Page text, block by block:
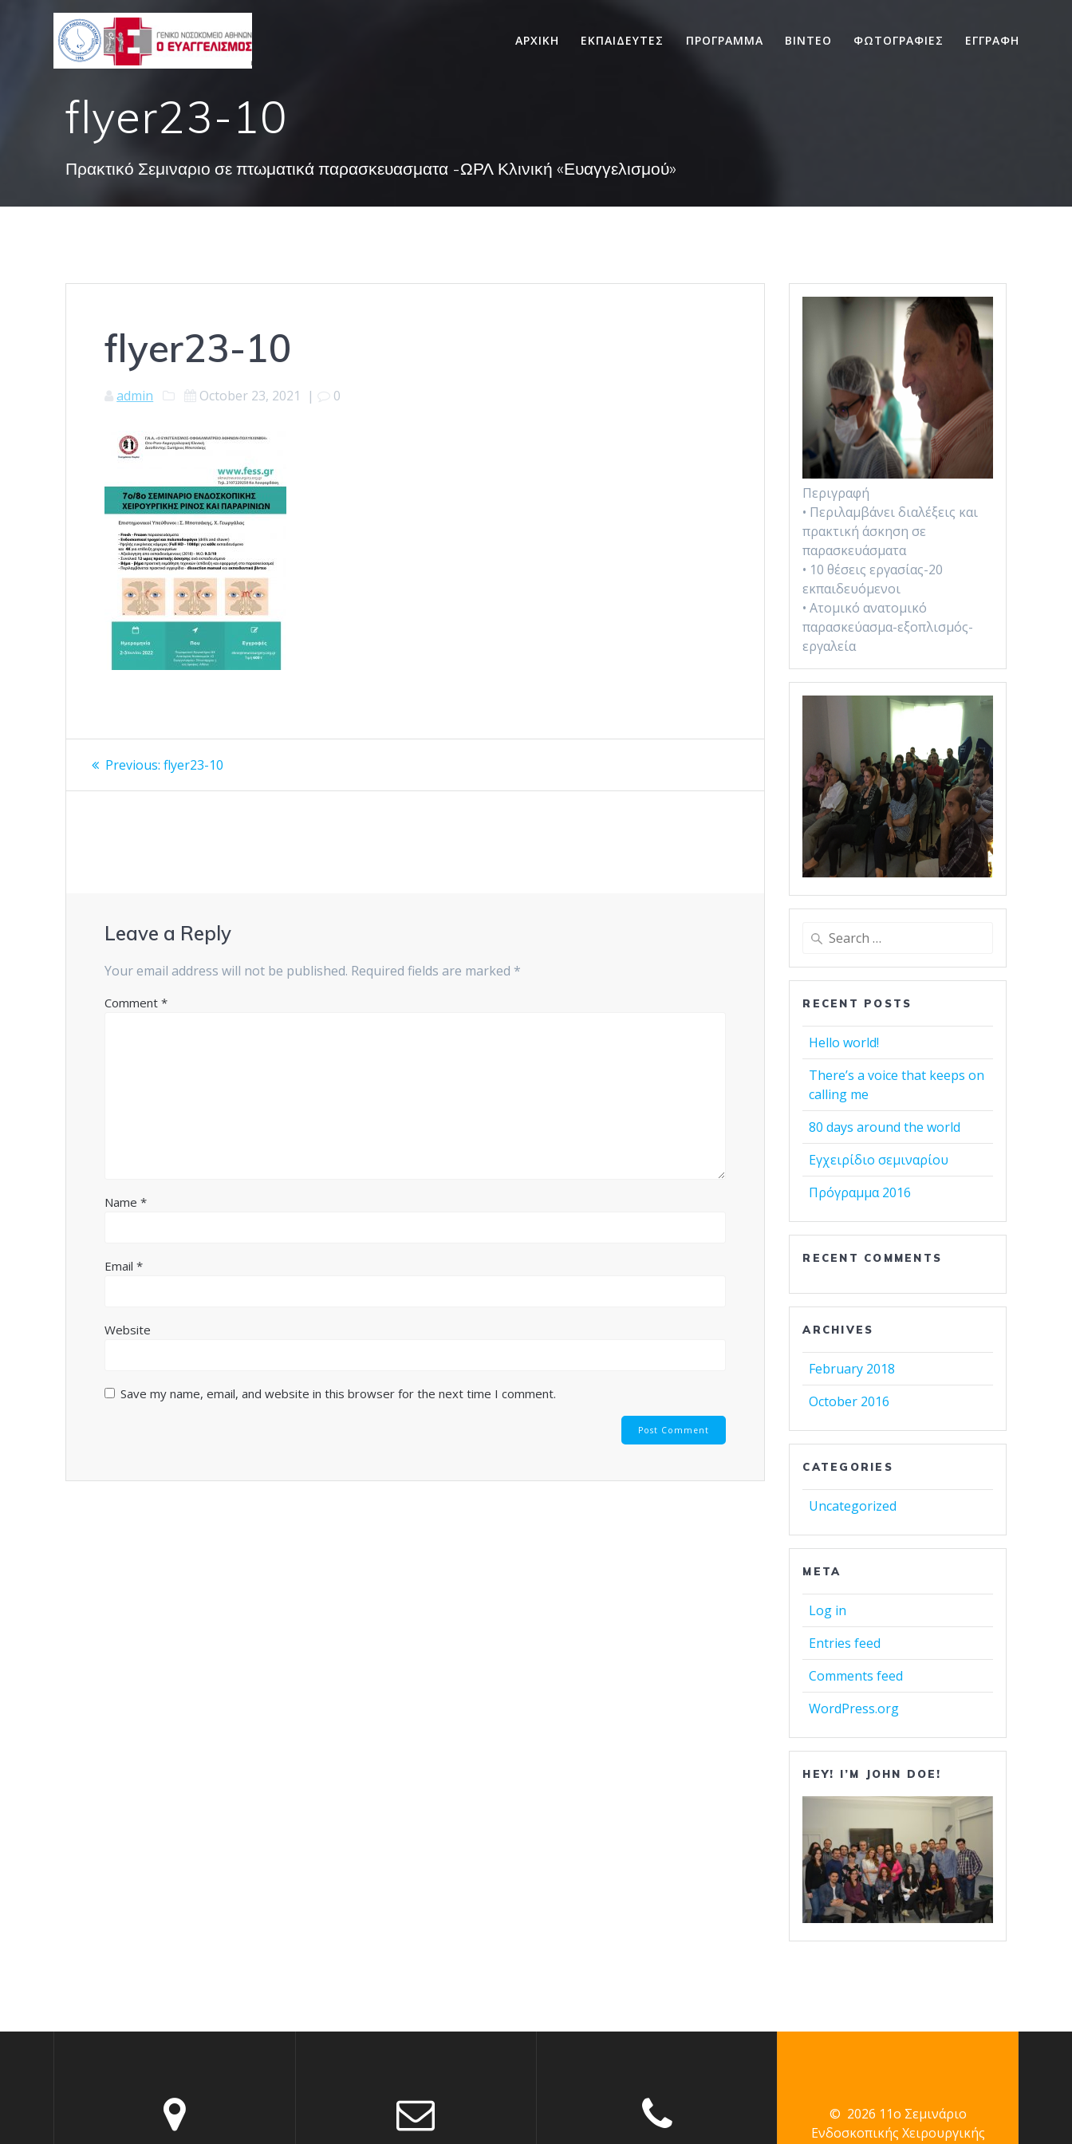
ΑΡΧΙΚΗ ΕΚΠΑΙΔΕΥΤΕΣ ΠΡΟΓΡΑΜΜΑ ΒΙΝΤΕΟ ΦΩΤΟΓΡΑΦΙΕΣ ΕΓΓΡΑΦΗ
flyer23-10
Πρακτικό Σεμιναριο σε πτωματικά παρασκευασματα -ΩΡΛ Κλινική «Ευαγγελισμού»
flyer23-10
admin October 23, 2021 | 0
Post
navigation
Previous: Previous
flyer23-10
Leave a Reply
Your email address will not be published. Required fields are marked *
Comment*
Name*
Email*
Website
Save my name, email, and website in this browser for the next time I comment.
Περιγραφή
• Περιλαμβάνει διαλέξεις και
πρακτική άσκηση σε
παρασκευάσματα
• 10 θέσεις εργασίας-20
εκπαιδευόμενοι
• Ατομικό ανατομικό
παρασκεύασμα-εξοπλισμός-
εργαλεία
Search
RECENT POSTS
Hello world!
There’s a voice that keeps on
calling me
80 days around the world
Εγχειρίδιο σεμιναρίου
Πρόγραμμα 2016
RECENT COMMENTS
ARCHIVES
February 2018
October 2016
CATEGORIES
Uncategorized
META
Log in
Entries feed
Comments feed
WordPress.org
HEY! I’M JOHN DOE!
© 2026 11ο Σεμινάριο
Ενδοσκοπικής Χειρουργικής